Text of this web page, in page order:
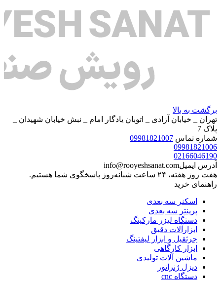
برگشت به بالا
تهران _ خیابان آزادی _ اتوبان یادگار امام _ نبش خیابان شهیدان _
پلاک 7
شماره تماس 09981821007
09981821006
02166046190
آدرس ایمیلinfo@rooyeshsanat.com
هفت روز هفته، ۲۴ ساعت شبانه‌روز پاسخگوی شما هستیم.
راهنمای خرید
اسکنر سه بعدی
پرینتر سه بعدی
دستگاه لیزر مارکینگ
ابزارآلات دقیق
جرثقیل و ابزار لیفتینگ
ابزار کارگاهی
ماشین آلات تولیدی
دیزل ژنراتور
دستگاه cnc